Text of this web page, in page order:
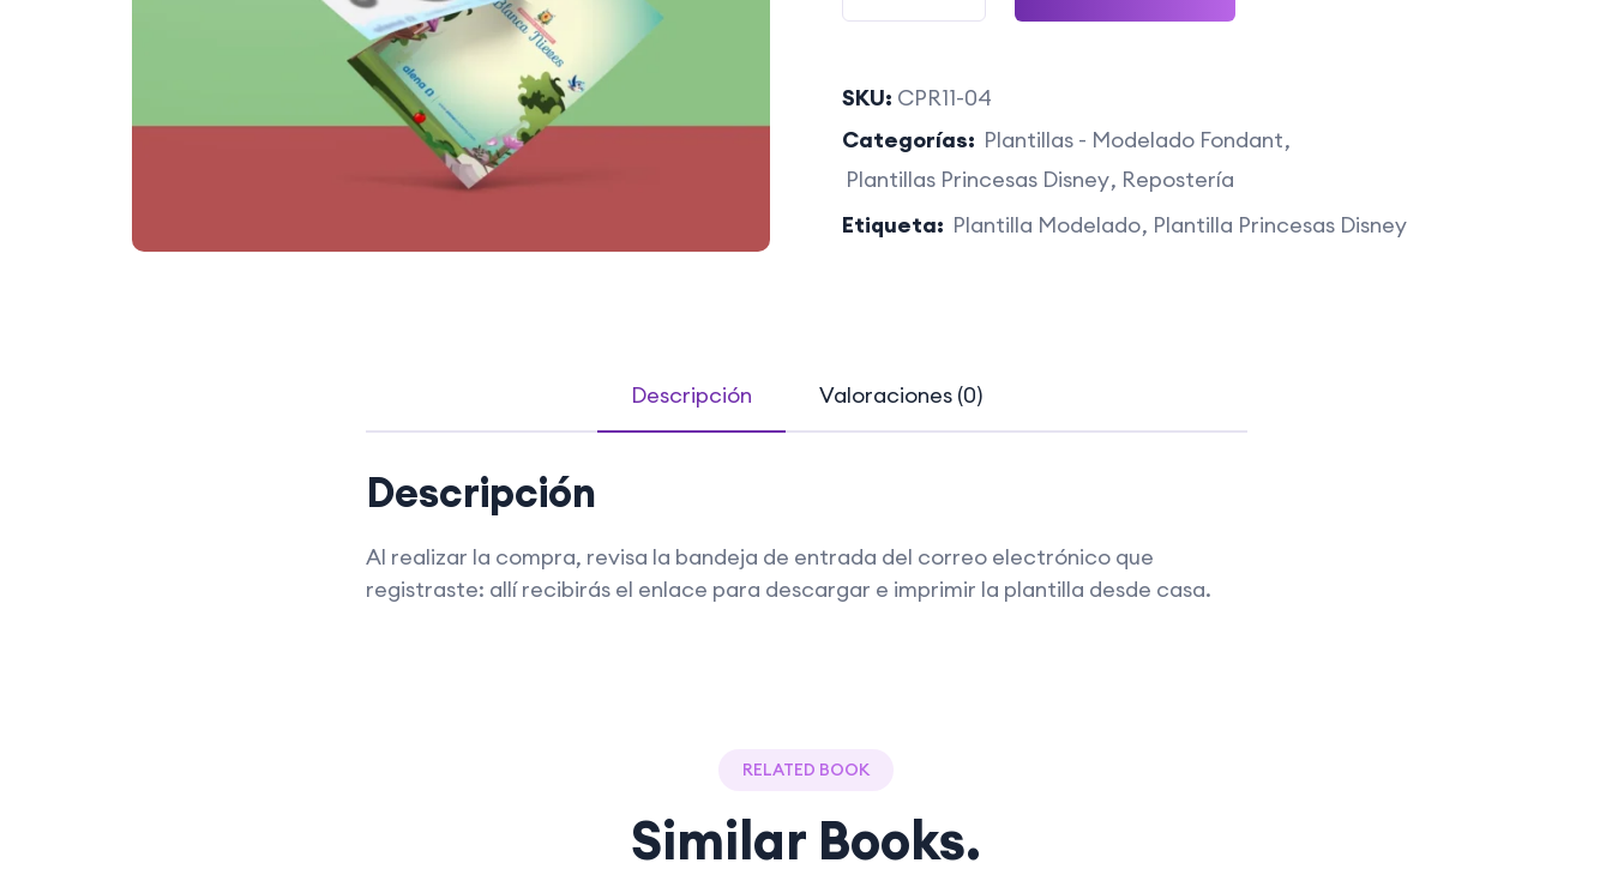
SKU: CPR11-04
Categorías: Plantillas - Modelado Fondant
Plantillas Princesas Disney Repostería
Etiqueta: Plantilla Modelado Plantilla Princesas Disney
Descripción Valoraciones (0)
Descripción
Al realizar la compra, revisa la bandeja de entrada del correo electrónico que
registraste: allí recibirás el enlace para descargar e imprimir la plantilla desde casa.
RELATED BOOK
Similar Books.